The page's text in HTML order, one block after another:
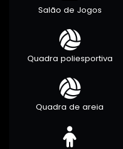
Salão de Jogos
Quadra poliesportiva
Quadra de areia